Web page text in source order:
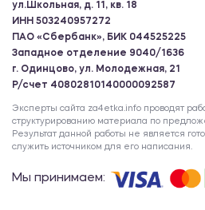
ул.Школьная, д. 11, кв. 18
ИНН 503240957272
ПАО «Сбербанк», БИК 044525225
Западное отделение 9040/1636
г. Одинцово, ул. Молодежная, 21
Р/счет 40802810140000092587
Эксперты сайта za4etka.info проводят
структурированию материала по
Результат данной работы не является
служить источником для его написания.
Мы принимаем: